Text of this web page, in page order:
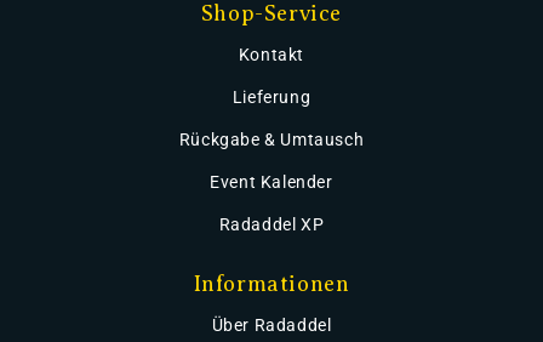
Shop-Service
Kontakt
Lieferung
Rückgabe & Umtausch
Event Kalender
Radaddel XP
Informationen
Über Radaddel